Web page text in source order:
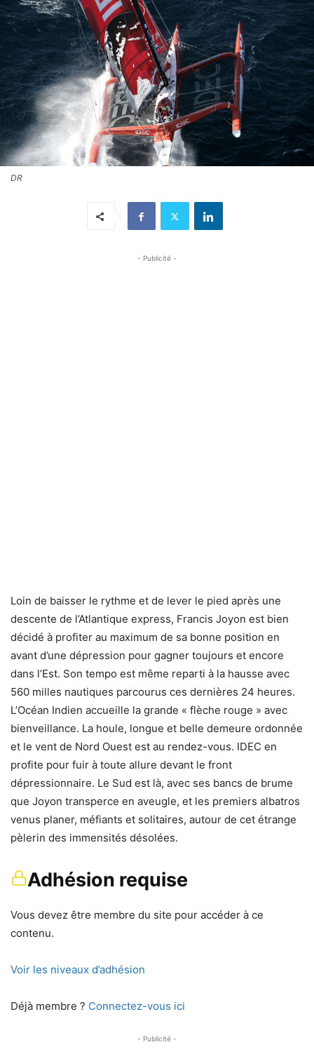
DR
- Publicité -
Loin de baisser le rythme et de lever le pied après une
descente de l’Atlantique express, Francis Joyon est bien
décidé à profiter au maximum de sa bonne position en
avant d’une dépression pour gagner toujours et encore
dans l’Est. Son tempo est même reparti à la hausse avec
560 milles nautiques parcourus ces dernières 24 heures.
L’Océan Indien accueille la grande « flèche rouge » avec
bienveillance. La houle, longue et belle demeure ordonnée
et le vent de Nord Ouest est au rendez-vous. IDEC en
profite pour fuir à toute allure devant le front
dépressionnaire. Le Sud est là, avec ses bancs de brume
que Joyon transperce en aveugle, et les premiers albatros
venus planer, méfiants et solitaires, autour de cet étrange
pèlerin des immensités désolées.
Adhésion requise
Vous devez être membre du site pour accéder à ce
contenu.
Voir les niveaux d’adhésion
Déjà membre ? Connectez-vous ici
- Publicité -